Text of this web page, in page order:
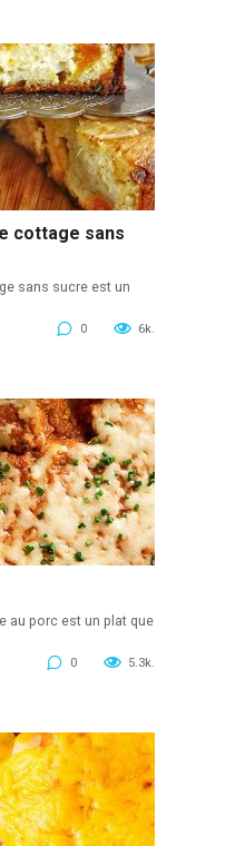
cottage sans
sans sucre est un
0 6k.
au porc est un plat que
0 5.3k.